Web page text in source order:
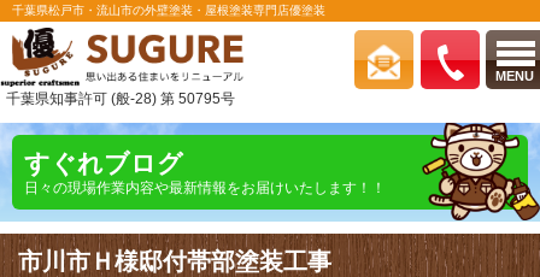
MENU
千葉県松戸市・流山市の外壁塗装・屋根塗装専門店優塗装
千葉県知事許可 (般-28) 第 50795号
すぐれブログ
日々の現場作業内容や最新情報をお届けいたします！！
市川市Ｈ様邸付帯部塗装工事